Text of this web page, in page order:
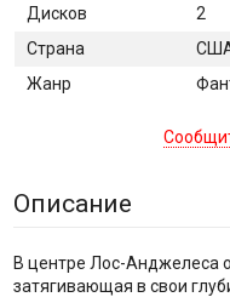
Дисков
2
Страна
Жанр
Описание
В центре Лос-Анджелеса
затягивающая в свои